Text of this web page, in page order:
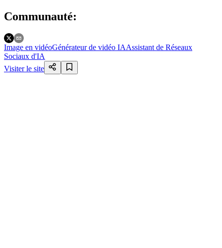
Communauté:
Image en vidéoGénérateur de vidéo IAAssistant de Réseaux
Sociaux d'IA
Visiter le site